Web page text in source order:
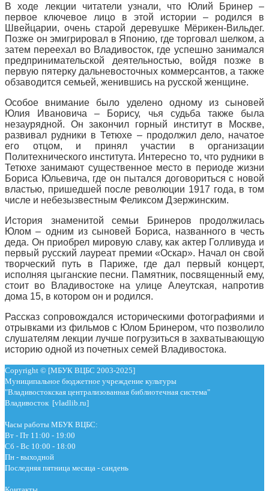
В ходе лекции читатели узнали, что Юлий Бринер –
первое ключевое лицо в этой истории – родился в
Швейцарии, очень старой деревушке Мёрикен-Вильдег.
Позже он эмигрировал в Японию, где торговал шелком, а
затем переехал во Владивосток, где успешно занимался
предпринимательской деятельностью, войдя позже в
первую пятерку дальневосточных коммерсантов, а также
обзаводится семьей, женившись на русской женщине.
Особое внимание было уделено одному из сыновей
Юлия Ивановича – Борису, чья судьба также была
незаурядной. Он закончил горный институт в Москве,
развивал рудники в Тетюхе – продолжил дело, начатое
его отцом, и принял участии в организации
Политехнического института. Интересно то, что рудники в
Тетюхе занимают существенное место в периоде жизни
Бориса Юльевича, где он пытался договориться с новой
властью, пришедшей после революции 1917 года, в том
числе и небезызвестным Феликсом Дзержинским.
История знаменитой семьи Бринеров продолжилась
Юлом – одним из сыновей Бориса, названного в честь
деда. Он приобрел мировую славу, как актер Голливуда и
первый русский лауреат премии «Оскар». Начал он свой
творческий путь в Париже, где дал первый концерт,
исполняя цыганские песни. Памятник, посвященный ему,
стоит во Владивостоке на улице Алеутская, напротив
дома 15, в котором он и родился.
Рассказ сопровождался историческими фотографиями и
отрывками из фильмов с Юлом Бринером, что позволило
слушателям лекции лучше погрузиться в захватывающую
историю одной из почетных семей Владивостока.
Copyright © [МБУК ВЦБС 2003-2025]
Муниципальное бюджетное учреждение культуры
"Владивостокская централизованная библиотечная система"
Владивосток [vladlib.ru]
Часы работы МБУК ВЦБС:
Вт - Пт 11:00 - 19:00
Сб - Вс 10:00 - 18:00
Пн - выходной
Последняя пятница месяца - сандень